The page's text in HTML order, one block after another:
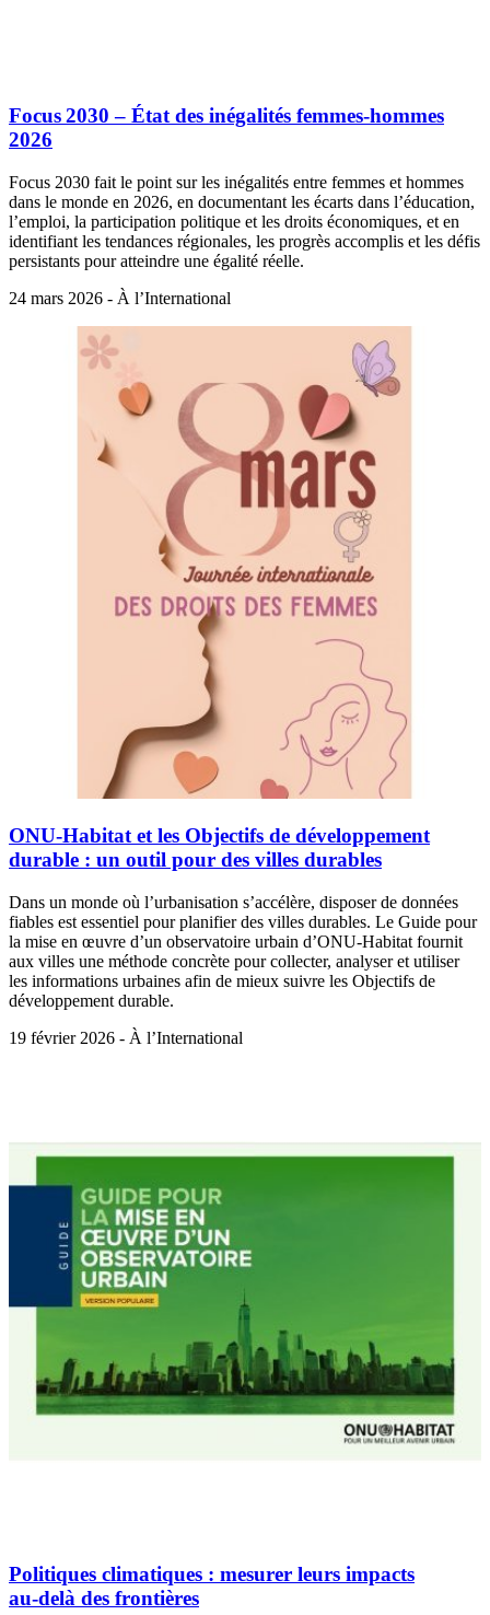
Focus 2030 – État des inégalités femmes‑hommes
2026
Focus 2030 fait le point sur les inégalités entre femmes et hommes
dans le monde en 2026, en documentant les écarts dans l’éducation,
l’emploi, la participation politique et les droits économiques, et en
identifiant les tendances régionales, les progrès accomplis et les défis
persistants pour atteindre une égalité réelle.
24 mars 2026 - À l’International
ONU-Habitat et les Objectifs de développement
durable : un outil pour des villes durables
Dans un monde où l’urbanisation s’accélère, disposer de données
fiables est essentiel pour planifier des villes durables. Le Guide pour
la mise en œuvre d’un observatoire urbain d’ONU-Habitat fournit
aux villes une méthode concrète pour collecter, analyser et utiliser
les informations urbaines afin de mieux suivre les Objectifs de
développement durable.
19 février 2026 - À l’International
Politiques climatiques : mesurer leurs impacts
au‑delà des frontières